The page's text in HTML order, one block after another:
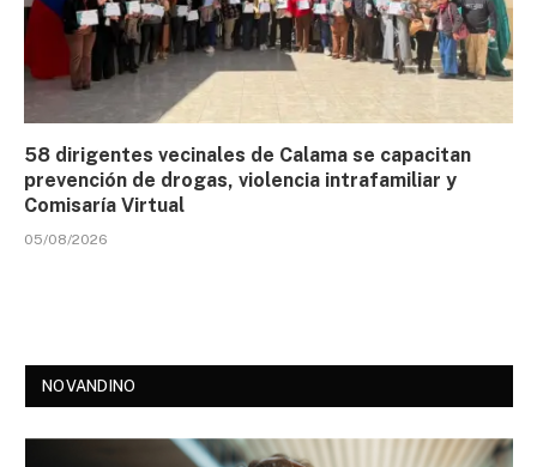
58 dirigentes vecinales de Calama se capacitan
prevención de drogas, violencia intrafamiliar y
Comisaría Virtual
05/08/2026
NOVANDINO